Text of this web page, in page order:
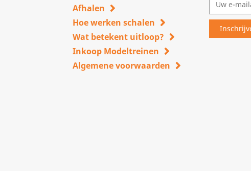
Afhalen
Hoe werken schalen
Wat betekent uitloop?
Inkoop Modeltreinen
Algemene voorwaarden